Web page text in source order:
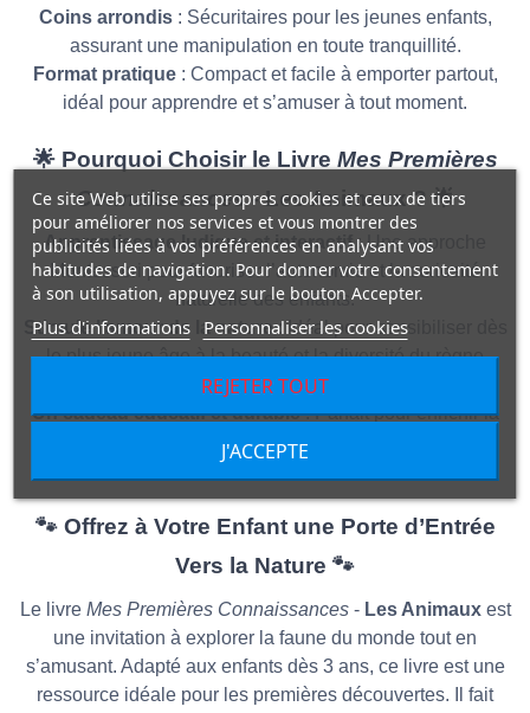
Ce site Web utilise ses propres cookies et ceux de tiers
pour améliorer nos services et vous montrer des
publicités liées à vos préférences en analysant vos
habitudes de navigation. Pour donner votre consentement
à son utilisation, appuyez sur le bouton Accepter.
Plus d'informations Personnaliser les cookies
REJETER TOUT
J'ACCEPTE
Coins arrondis: Sécuritaires pour les jeunes enfants,
assurant une manipulation en toute tranquillité.
Format pratique: Compact et facile à emporter partout,
idéal pour apprendre et s’amuser à tout moment.
🌟Pourquoi Choisir le Livre Mes Premières
Connaissances- Les Animaux ?🌟
Apprentissage ludique et interactif: Une approche
Montessori pour favoriser l’autonomie et la curiosité
naturelle des enfants.
Stimule l’amour de la nature: Idéal pour sensibiliser dès
le plus jeune âge à la beauté et la diversité du règne
animal.
Un cadeau éducatif et durable: Parfait pour enrichir la
bibliothèque de votre enfant avec un contenu à la fois
pédagogique et divertissant.
🐾Offrez à Votre Enfant une Porte d’Entrée
Vers la Nature 🐾
Le livre Mes Premières Connaissances- Les Animauxest
une invitation à explorer la faune du monde tout en
s’amusant. Adapté aux enfants dès 3 ans, ce livre est une
ressource idéale pour les premières découvertes. Il fait